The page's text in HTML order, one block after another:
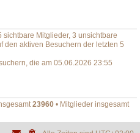
sichtbare Mitglieder, 3 unsichtbare
den aktiven Besuchern der letzten 5
die am 05.06.2026 23:55
23960 • Mitglieder insgesamt